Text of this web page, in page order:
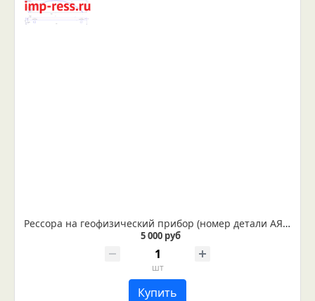
Рессора на геофизический прибор (номер детали АЯЖ 8.387.197)
5 000 руб
шт
Купить